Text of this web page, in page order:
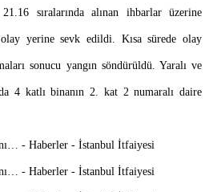
sıralarında alınan ihbarlar üzerine
yerine sevk edildi. Kısa sürede olay
sonucu yangın söndürüldü. Yaralı ve
4 katlı binanın 2. kat 2 numaralı daire